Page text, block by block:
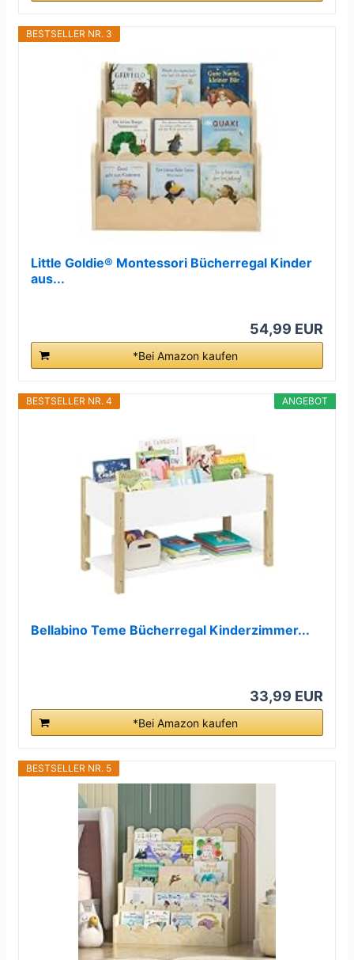
BESTSELLER NR. 3
Little Goldie® Montessori Bücherregal Kinder
aus...
54,99 EUR
*Bei Amazon kaufen
ANGEBOT
BESTSELLER NR. 4
Bellabino Teme Bücherregal Kinderzimmer...
33,99 EUR
*Bei Amazon kaufen
BESTSELLER NR. 5